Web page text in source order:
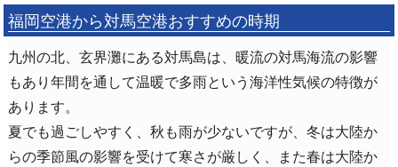
福岡空港から対馬空港おすすめの時期
九州の北、玄界灘にある対馬島は、暖流の対馬海流の影響
もあり年間を通して温暖で多雨という海洋性気候の特徴が
あります。
夏でも過ごしやすく、秋も雨が少ないですが、冬は大陸か
らの季節風の影響を受けて寒さが厳しく、また春は大陸か